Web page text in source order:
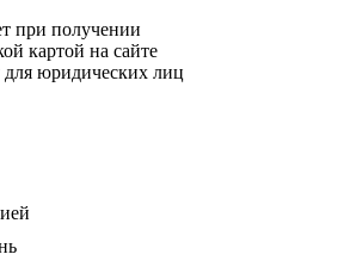
при получении
картой на сайте
для юридических лиц